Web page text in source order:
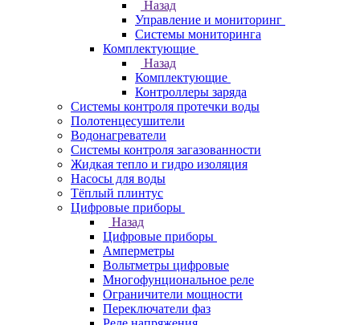
Назад
Управление и мониторинг
Системы мониторинга
Комплектующие
Назад
Комплектующие
Контроллеры заряда
Системы контроля протечки воды
Полотенцесушители
Водонагреватели
Системы контроля загазованности
Жидкая тепло и гидро изоляция
Насосы для воды
Тёплый плинтус
Цифровые приборы
Назад
Цифровые приборы
Амперметры
Вольтметры цифровые
Многофунциональное реле
Ограничители мощности
Переключатели фаз